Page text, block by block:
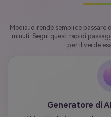
Media.io rende semplice passare
minuti. Segui questi rapidi
per il verde
Generatore di